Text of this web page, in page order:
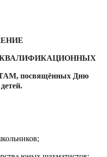
посвящённых Дню